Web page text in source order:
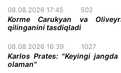
08.08.2026 17:45 502
Korme Carukyan va
qilinganini tasdiqladi
08.08.2026 16:39 1027
Karlos Prates: "Keyingi
olaman"